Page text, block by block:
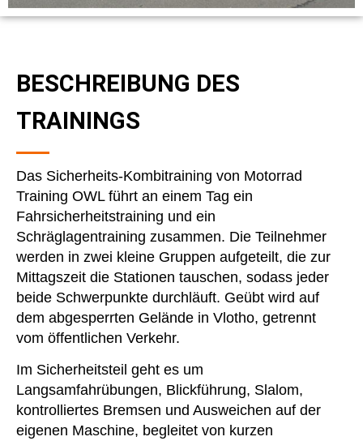
BESCHREIBUNG DES
TRAININGS
Das Sicherheits-Kombitraining von Motorrad
Training OWL führt an einem Tag ein
Fahrsicherheitstraining und ein
Schräglagentraining zusammen. Die Teilnehmer
werden in zwei kleine Gruppen aufgeteilt, die zur
Mittagszeit die Stationen tauschen, sodass jeder
beide Schwerpunkte durchläuft. Geübt wird auf
dem abgesperrten Gelände in Vlotho, getrennt
vom öffentlichen Verkehr.
Im Sicherheitsteil geht es um
Langsamfahrübungen, Blickführung, Slalom,
kontrolliertes Bremsen und Ausweichen auf der
eigenen Maschine, begleitet von kurzen